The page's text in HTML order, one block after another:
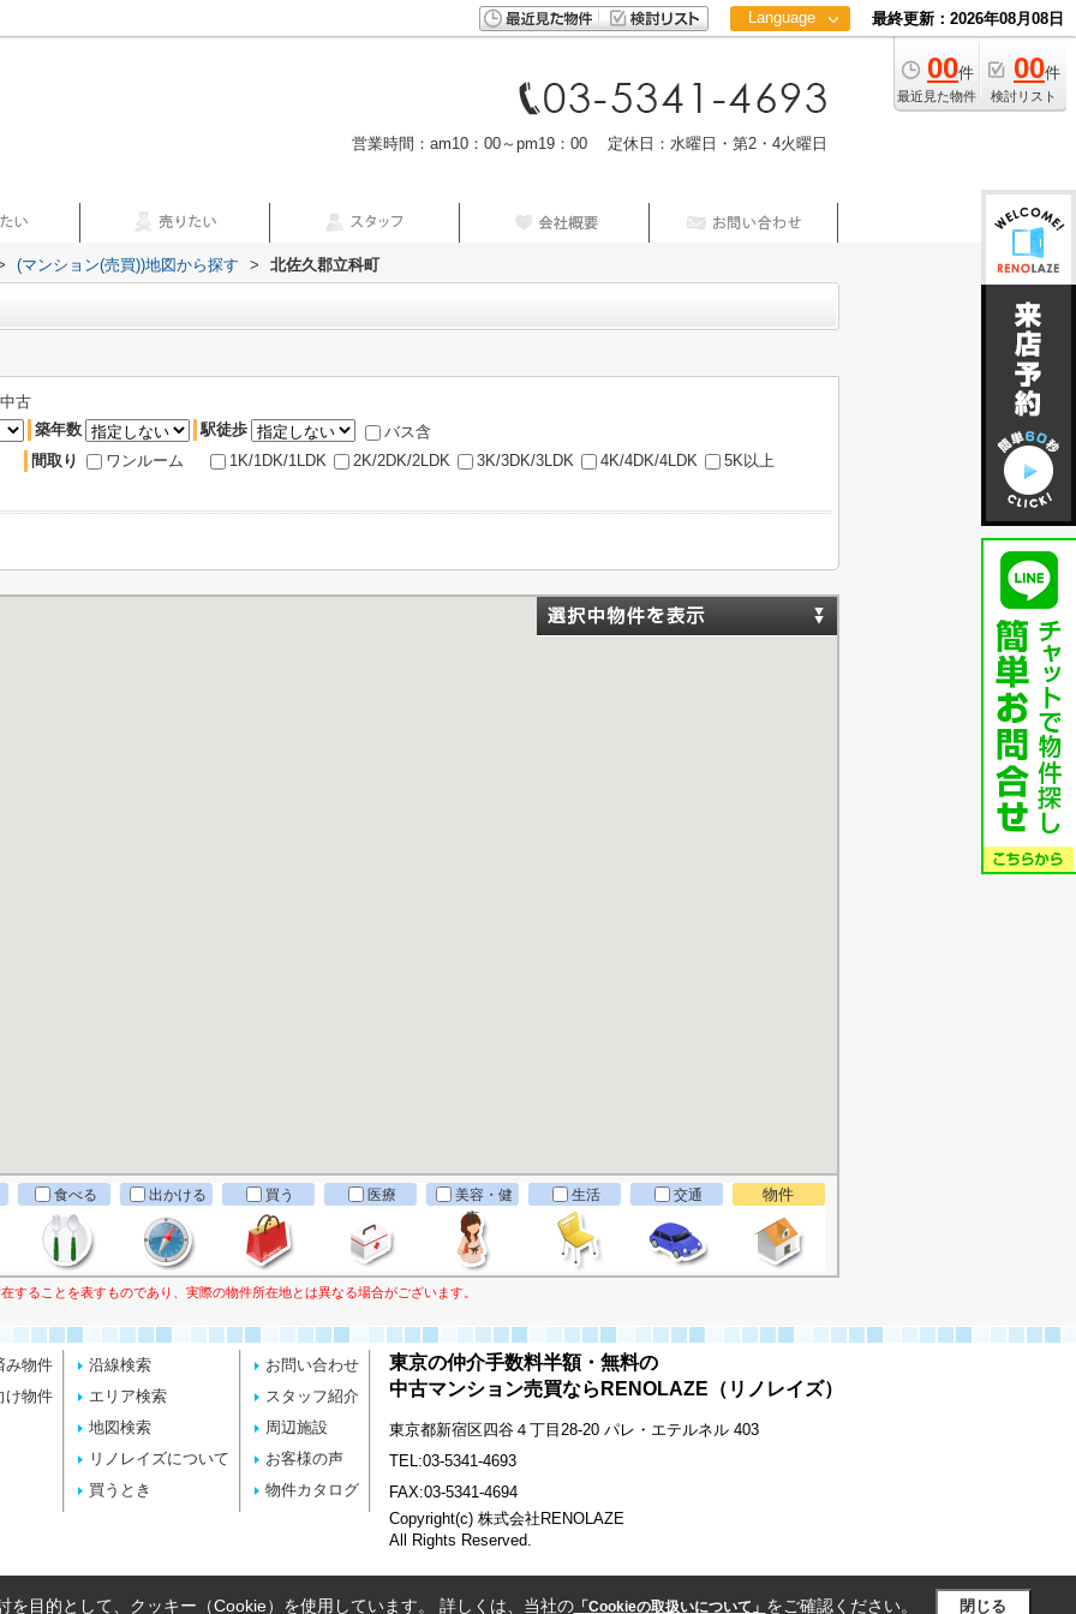
Language
中文
最終更新：2026年08月08日
00件
最近見た物件
00件
検討リスト
営業時間：am10：00～pm19：00 定休日：水曜日・第2・4火曜日
(マンション(売買))地図から探す > 北佐久郡立科町
中古
築年数
駅徒歩
バス含
間取り
ワンルーム 1K/1DK/1LDK 2K/2DK/2LDK 3K/3DK/3LDK 4K/4DK/4LDK 5K以上
食べる 出かける 買う 医療
美容・健
康
生活 交通 物件
ることを表すものであり、実際の物件所在地とは異なる場合がございます。
み物件
け物件
沿線検索
エリア検索
地図検索
リノレイズについて
買うとき
お問い合わせ
スタッフ紹介
周辺施設
お客様の声
物件カタログ
東京の仲介手数料半額・無料の
中古マンション売買ならRENOLAZE（リノレイズ）
東京都新宿区四谷４丁目28-20 パレ・エテルネル 403
TEL:03-5341-4693
FAX:03-5341-4694
Copyright(c) 株式会社RENOLAZE
All Rights Reserved.
目的として、クッキー（Cookie）を使用しています。 詳しくは、当社の「Cookieの取扱いについて」 をご確認ください。 閉じる